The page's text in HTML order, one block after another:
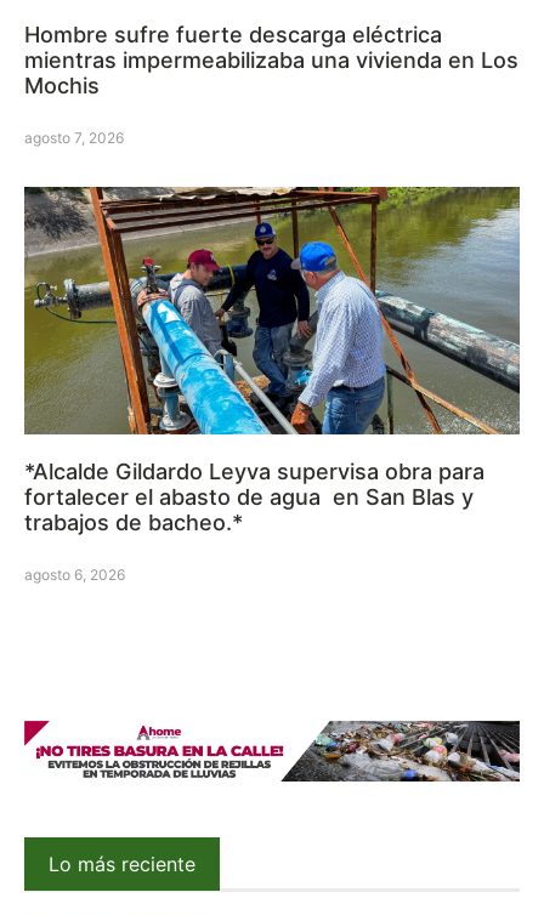
Hombre sufre fuerte descarga eléctrica
mientras impermeabilizaba una vivienda en Los
Mochis
agosto 7, 2026
*Alcalde Gildardo Leyva supervisa obra para
fortalecer el abasto de agua en San Blas y
trabajos de bacheo.*
agosto 6, 2026
Lo más reciente